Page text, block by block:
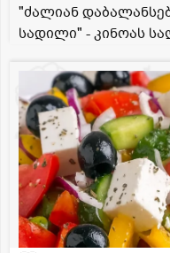
"ძალიან
სადილი" - კინოას